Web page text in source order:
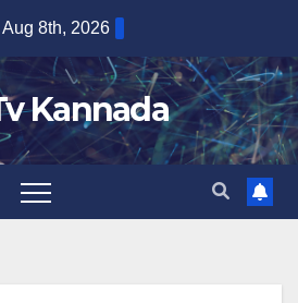
Aug 8th, 2026
Kannada